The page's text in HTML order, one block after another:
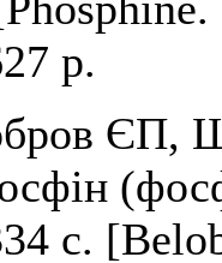
p.
ЄП,
с.